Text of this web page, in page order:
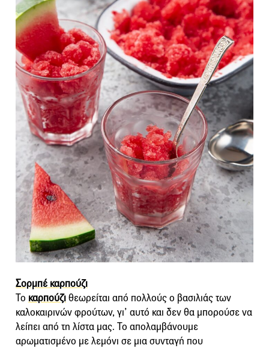
Σορμπέ καρπούζι
Το καρπούζιθεωρείται από πολλούς ο βασιλιάς των
καλοκαιρινών φρούτων, γι’ αυτό και δεν θα μπορούσε να
λείπει από τη λίστα μας. Το απολαμβάνουμε
αρωματισμένο με λεμόνι σε μια συνταγή που